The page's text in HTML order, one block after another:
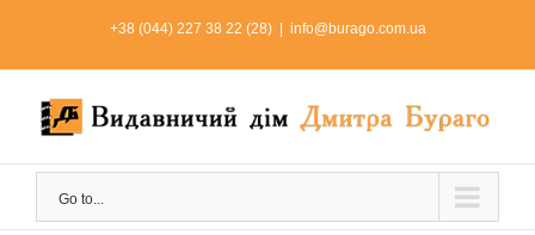
+38 (044) 227 38 22 (28) info@burago.com.ua
Go to...